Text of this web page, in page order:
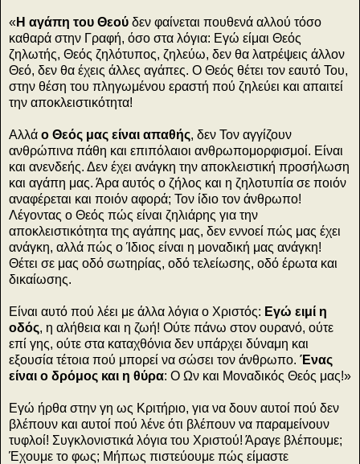
«Η αγάπη του Θεού δεν φαίνεται πουθενά αλλού τόσο
καθαρά στην Γραφή, όσο στα λόγια: Εγώ είμαι Θεός
ζηλωτής, Θεός ζηλότυπος, ζηλεύω, δεν θα λατρέψεις άλλον
Θεό, δεν θα έχεις άλλες αγάπες. Ο Θεός θέτει τον εαυτό Του,
στην θέση του πληγωμένου εραστή πού ζηλεύει και απαιτεί
την αποκλειστικότητα!
Αλλά ο Θεός μας είναι απαθής, δεν Τον αγγίζουν
ανθρώπινα πάθη και επιπόλαιοι ανθρωπομορφισμοί. Είναι
και ανενδεής. Δεν έχει ανάγκη την αποκλειστική προσήλωση
και αγάπη μας. Άρα αυτός ο ζήλος και η ζηλοτυπία σε ποιόν
αναφέρεται και ποιόν αφορά; Τον ίδιο τον άνθρωπο!
Λέγοντας ο Θεός πώς είναι ζηλιάρης για την
αποκλειστικότητα της αγάπης μας, δεν εννοεί πώς μας έχει
ανάγκη, αλλά πώς ο Ίδιος είναι η μοναδική μας ανάγκη!
Θέτει σε μας οδό σωτηρίας, οδό τελείωσης, οδό έρωτα και
δικαίωσης.
Είναι αυτό πού λέει με άλλα λόγια ο Χριστός: Εγώ ειμί η
οδός, η αλήθεια και η ζωή! Ούτε πάνω στον ουρανό, ούτε
επί γης, ούτε στα καταχθόνια δεν υπάρχει δύναμη και
εξουσία τέτοια πού μπορεί να σώσει τον άνθρωπο. Ένας
είναι ο δρόμος και η θύρα: Ο Ων και Μοναδικός Θεός μας!»
Εγώ ήρθα στην γη ως Κριτήριο, για να δουν αυτοί πού δεν
βλέπουν και αυτοί πού λένε ότι βλέπουν να παραμείνουν
τυφλοί! Συγκλονιστικά λόγια του Χριστού! Άραγε βλέπουμε;
Έχουμε το φως; Μήπως πιστεύουμε πώς είμαστε